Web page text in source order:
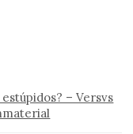
– Versvs